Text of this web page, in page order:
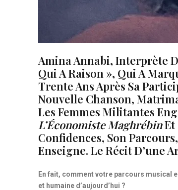
Amina Annabi, Interprète
Qui A Raison », Qui A
Trente Ans Après Sa
Nouvelle Chanson,
Les Femmes Militantes
L’Économiste MaghrébinEt
Confidences, Son
Enseigne. Le Récit D’une
En fait, comment votre parcours musical
et humaine d’aujourd’hui ?